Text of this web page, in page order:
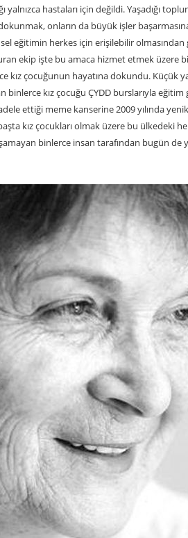
yalnızca hastaları için değildi. Yaşadığı
onların da büyük işler
eğitimin herkes için erişilebilir
ekip işte bu amaca hizmet etmek üzere
kız çocuğunun hayatına dokundu. Küçük
binlerce kız çocuğu ÇYDD burslarıyla eğitim
ettiği meme kanserine 2009 yılında
kız çocukları olmak üzere bu ülkedeki
binlerce insan tarafından bugün